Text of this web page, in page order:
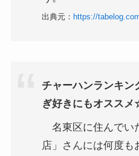
出典元： https://
チャーハンランキ
ぎ好きにもオスス
名東区に住んでい
店」さんには何度も